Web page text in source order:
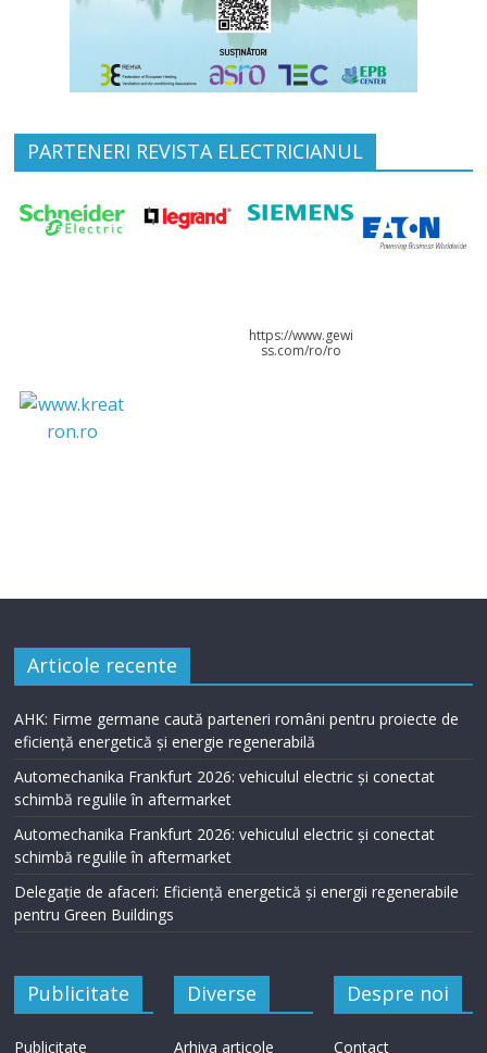
PARTENERI REVISTA ELECTRICIANUL
https://www.gewi
ss.com/ro/ro
Articole recente
AHK: Firme germane caută parteneri români pentru proiecte de
eficiență energetică și energie regenerabilă
Automechanika Frankfurt 2026: vehiculul electric și conectat
schimbă regulile în aftermarket
Automechanika Frankfurt 2026: vehiculul electric și conectat
schimbă regulile în aftermarket
Delegație de afaceri: Eficiență energetică și energii regenerabile
pentru Green Buildings
Publicitate
Publicitate
Diverse
Arhiva articole
Despre noi
Contact